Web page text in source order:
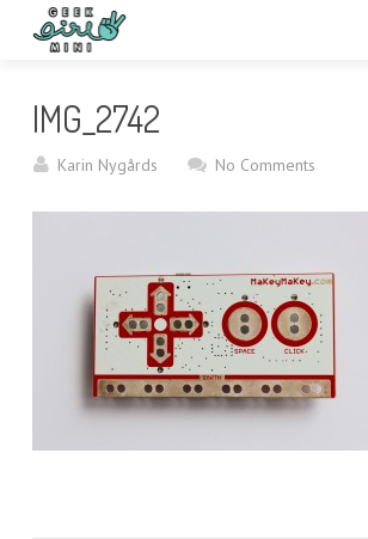
RESURSER
IMG_2742
Karin Nygårds No Comments